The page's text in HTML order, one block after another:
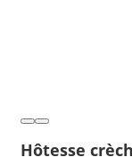
Hôtesse